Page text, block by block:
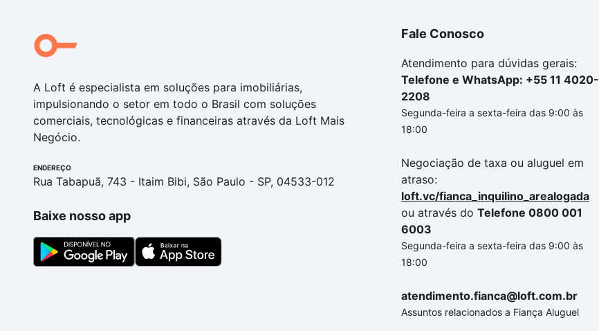
A Loft é especialista em soluções para imobiliárias,
impulsionando o setor em todo o Brasil com soluções
comerciais, tecnológicas e financeiras através da Loft Mais
Negócio.
ENDEREÇO
Rua Tabapuã, 743 - Itaim Bibi, São Paulo - SP, 04533-012
Baixe nosso app
Fale Conosco
Atendimento para dúvidas gerais:
Telefone e WhatsApp: +55 11 4020-
2208
Segunda-feira a sexta-feira das 9:00 às
18:00
Negociação de taxa ou aluguel em
atraso:
loft.vc/fianca_inquilino_arealogada
ou através do Telefone 0800 001
6003
Segunda-feira a sexta-feira das 9:00 às
18:00
atendimento.fianca@loft.com.br
Assuntos relacionados a Fiança Aluguel